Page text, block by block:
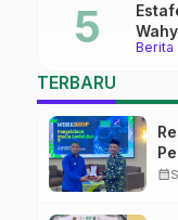
Berita
TERBARU
calendar_month